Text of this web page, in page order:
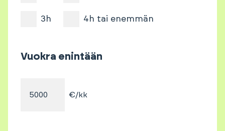
3h 4h tai enemmän
Vuokra enintään
€/kk